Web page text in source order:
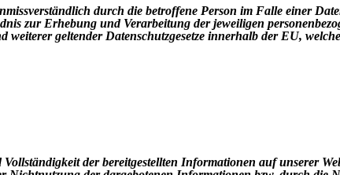
durch die betroffene Person im Falle einer
zur Erhebung und Verarbeitung der jeweiligen
geltender Datenschutzgesetze innerhalb der EU,
der bereitgestellten Informationen auf unserer